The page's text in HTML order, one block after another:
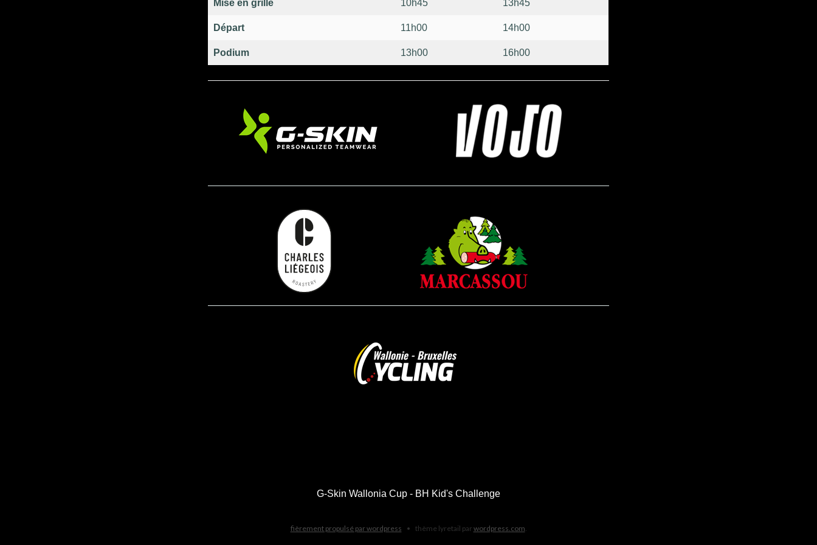
Mise en grille 10h45 13h45
Départ 11h00 14h00
Podium 13h00 16h00
G-Skin Wallonia Cup - BH Kid's Challenge
fièrement propulsé par wordpress • thème lyretail par wordpress.com.